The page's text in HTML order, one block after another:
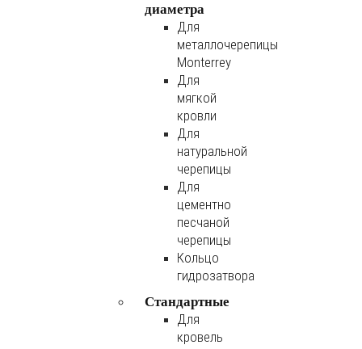
диаметра
Для
металлочерепицы
Monterrey
Для
мягкой
кровли
Для
натуральной
черепицы
Для
цементно
песчаной
черепицы
Кольцо
гидрозатвора
Стандартные
Для
кровель